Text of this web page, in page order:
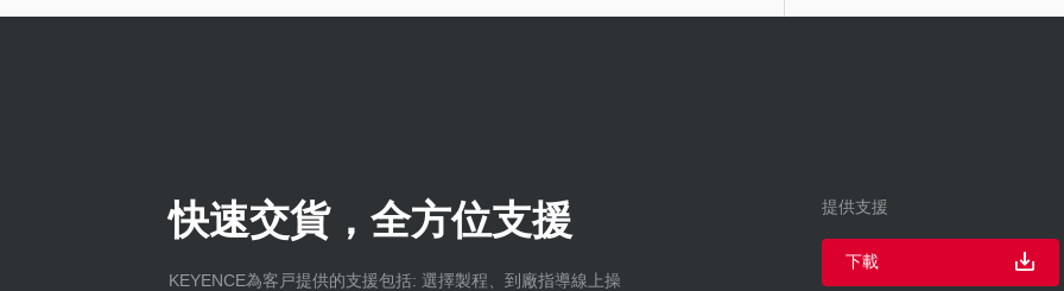
快速交貨，全方位支援
KEYENCE為客戸提供的支援包括: 選擇製程、到廠指導線上操
提供支援
下載